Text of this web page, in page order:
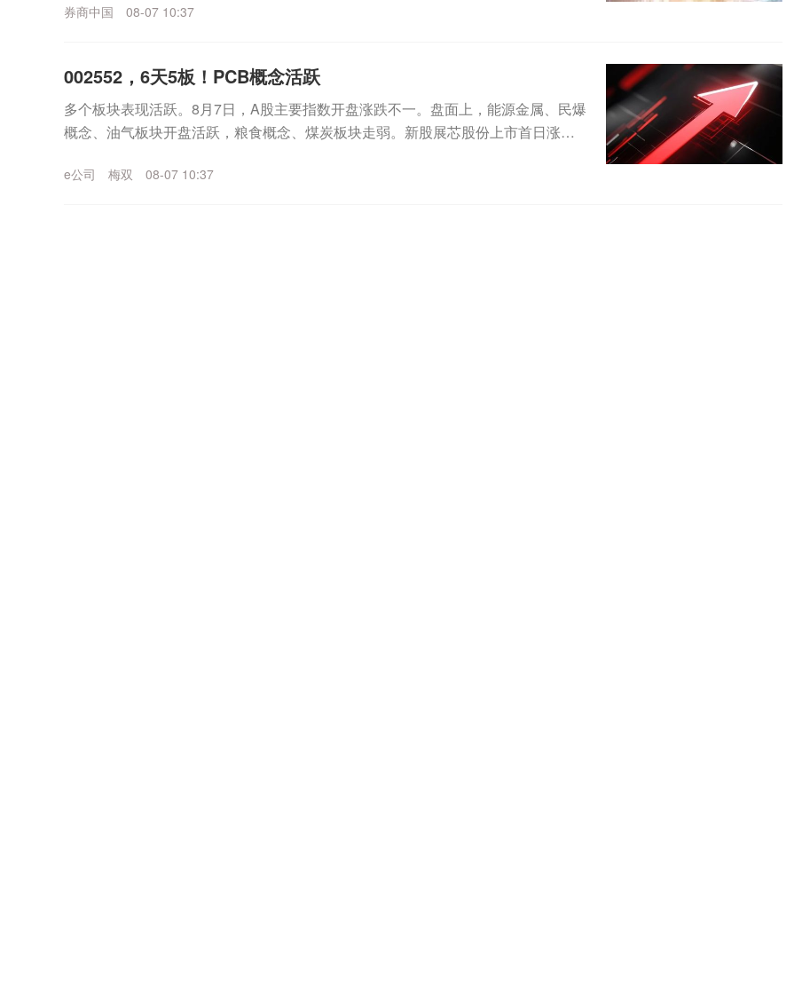
券商中国 08-07 10:37
002552，6天5板！PCB概念活跃
多个板块表现活跃。8月7日，A股主要指数开盘涨跌不一。盘面上，能源金属、民爆
概念、油气板块开盘活跃，粮食概念、煤炭板块走弱。新股展芯股份上市首日涨逾3
e公司 梅双 08-07 10:37